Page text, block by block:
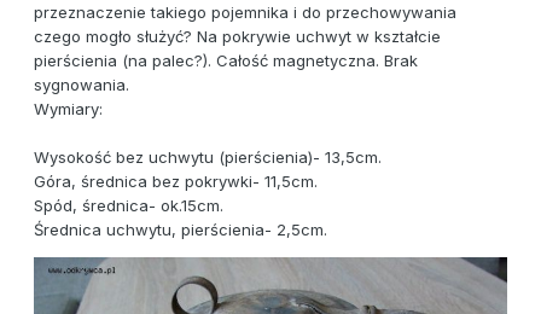
przeznaczenie takiego pojemnika i do przechowywania
czego mogło służyć? Na pokrywie uchwyt w kształcie
pierścienia (na palec?). Całość magnetyczna. Brak
sygnowania.
Wymiary:
Wysokość bez uchwytu (pierścienia)- 13,5cm.
Góra, średnica bez pokrywki- 11,5cm.
Spód, średnica- ok.15cm.
Średnica uchwytu, pierścienia- 2,5cm.